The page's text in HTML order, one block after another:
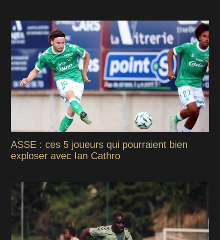
ASSE : ces 5 joueurs qui pourraient bien
exploser avec Ian Cathro